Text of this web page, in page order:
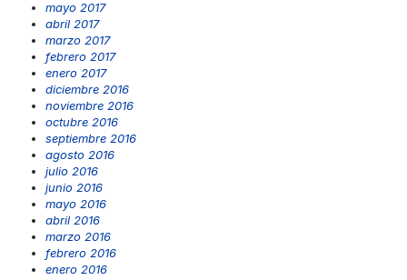
mayo 2017
abril 2017
marzo 2017
febrero 2017
enero 2017
diciembre 2016
noviembre 2016
octubre 2016
septiembre 2016
agosto 2016
julio 2016
junio 2016
mayo 2016
abril 2016
marzo 2016
febrero 2016
enero 2016